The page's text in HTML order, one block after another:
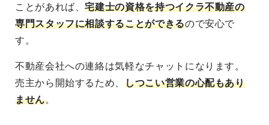
ことがあれば、宅建士の資格を持つイクラ不動産の
専門スタッフに相談することができるので安心で
す。
不動産会社への連絡は気軽なチャットになります。
売主から開始するため、しつこい営業の心配もあり
ません。